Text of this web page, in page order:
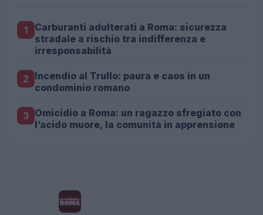
1
Carburanti adulterati a Roma: sicurezza
stradale a rischio tra indifferenza e
irresponsabilità
2 Incendio al Trullo: paura e caos in un
condominio romano
3 Omicidio a Roma: un ragazzo sfregiato con
l’acido muore, la comunità in apprensione